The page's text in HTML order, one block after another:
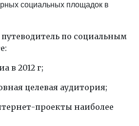
социальных площадок в
по социальным
в 2012 г;
целевая аудитория;
проекты наиболее